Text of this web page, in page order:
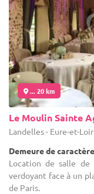
... 20 km
Le Moulin Sainte
Landelles - Eure-et-
Demeure de
Location de salle de
verdoyant face à un
de Paris.